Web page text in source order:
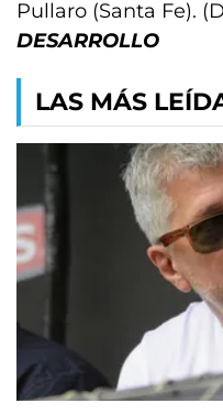
Pullaro (Santa Fe).
DESARROLLO
LAS MÁS